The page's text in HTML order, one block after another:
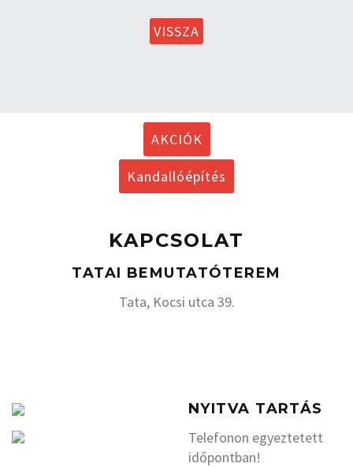
VISSZA
AKCIÓK
Kandallóépítés
KAPCSOLAT
TATAI BEMUTATÓTEREM
Tata, Kocsi utca 39.
NYITVA TARTÁS
Telefonon egyeztetett
időpontban!